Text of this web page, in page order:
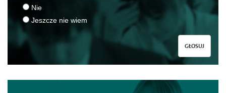
Nie
Jeszcze nie wiem
GŁOSUJ